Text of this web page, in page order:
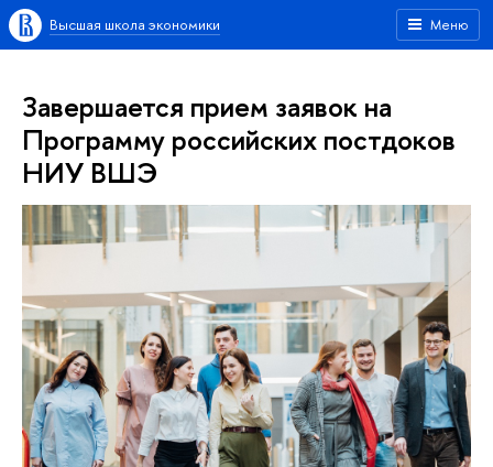
Меню
Высшая школа экономики
Завершается прием заявок на
Программу российских постдоков
НИУ ВШЭ